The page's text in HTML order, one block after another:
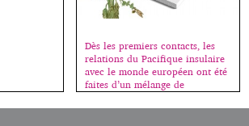
Dès les premiers contacts, les
relations du Pacifique insulaire
avec le monde européen ont été
faites d’un mélange de
fascination et de méfiance. Les
mythes, noirs ou blancs,